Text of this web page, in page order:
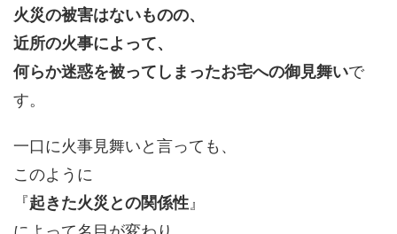
火災の被害はないものの、
近所の火事によって、
何らか迷惑を被ってしまったお宅への御見舞いで
す。
一口に火事見舞いと言っても、
このように
『起きた火災との関係性 』